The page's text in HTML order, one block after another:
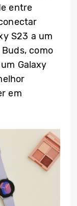
entre
S23 a um
como
Galaxy
em